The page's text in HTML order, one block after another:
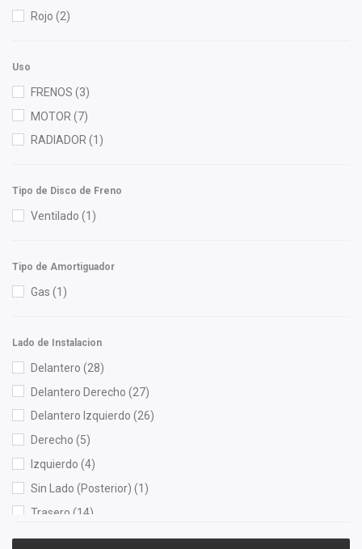
HUSHAN(7)
Interfil (1)
ISAKA(17)
Lucid Auto Lamps
M Series(1)
Nissan (Original)
Polar (1)
Shift It(3)
SIMYI(7)
Speedymexx(2)
Yokomitsu(17)
Rojo (2)
Uso
FRENOS (3)
MOTOR (7)
RADIADOR(1)
Tipo de Disco de Freno
Ventilado (1)
Tipo de Amortiguador
Gas (1)
Lado de Instalacion
Delantero (28)
Delantero Derecho (27)
Delantero Izquierdo (26)
Derecho (5)
Izquierdo (4)
Sin Lado (Posterior) (1)
Trasero (14)
Trasero Derecho(8)